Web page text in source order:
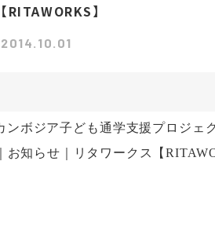
【RITAWORKS】
2014.10.01